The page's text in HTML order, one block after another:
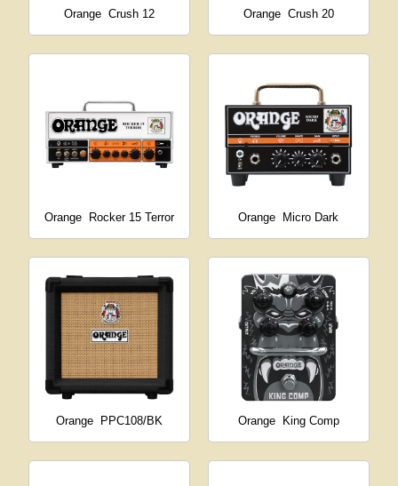
Orange Crush 12 Orange Crush 20
Orange Rocker 15 Terror Orange Micro Dark
Orange PPC108/BK Orange King Comp